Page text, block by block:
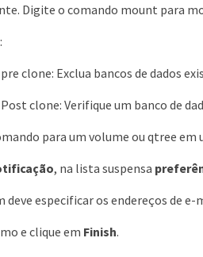
Digite o comando mount para
clone: Exclua bancos de dados
clone: Verifique um banco de
para um volume ou qtree em
, na lista suspensa
deve especificar os endereços de
e clique em Finish.